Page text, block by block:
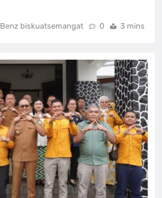
Benz biskuatsemangat 0 3 mins